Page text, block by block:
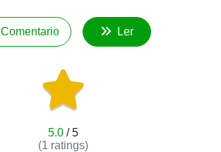
Comentario Ler
5.0/ 5
(1 ratings)